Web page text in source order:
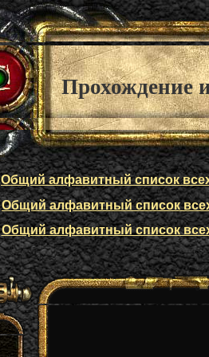
Прохождение
Общий алфавитный список
Общий алфавитный список
Общий алфавитный список